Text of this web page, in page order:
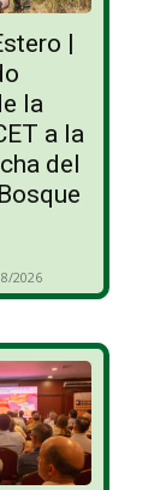
|
la
a la
del
2026